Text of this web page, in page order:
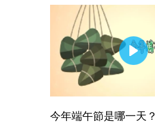
今年端午節是哪一天？